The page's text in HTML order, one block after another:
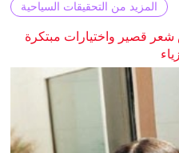
المزيد من التحقيقات السياحية
قصير واختيارات مبتكرة